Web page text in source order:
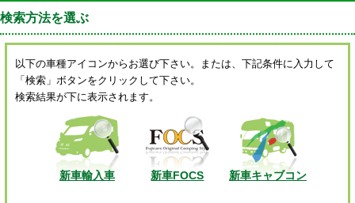
検索方法を選ぶ
以下の車種アイコンからお選び下さい。または、下記条件に入力して
「検索」ボタンをクリックして下さい。
検索結果が下に表示されます。
新車輸入車 新車FOCS 新車キャブコン